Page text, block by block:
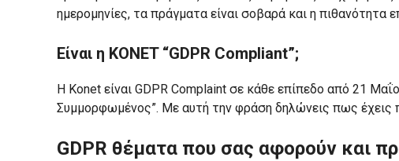
ημερομηνίες, τα πράγματα είναι σοβαρά και η
Είναι η KONET “GDPR Compliant”;
Η Konet είναι GDPR Complaint σε κάθε επίπεδο από 21
Συμμορφωμένος”. Με αυτή την φράση δηλώνεις πως έχεις
GDPR θέματα που σας αφορούν και